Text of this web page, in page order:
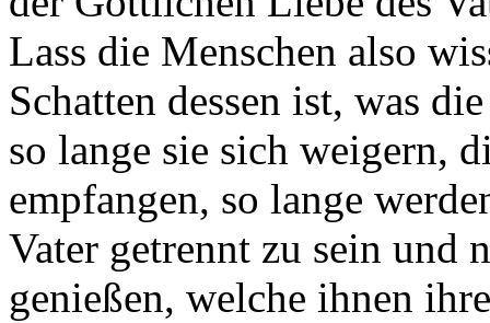
Lass die Menschen also
Schatten dessen ist, was
so lange sie sich weigern,
empfangen, so lange
Vater getrennt zu sein und
genießen, welche ihnen